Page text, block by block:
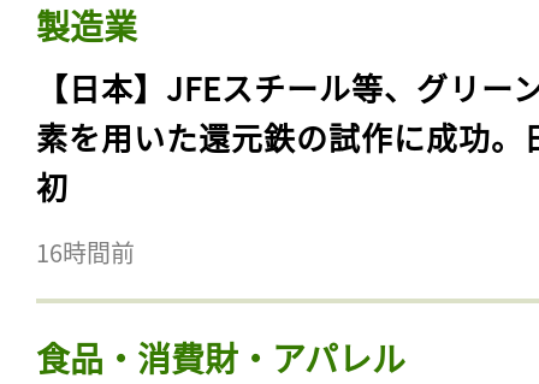
製造業
【日本】JFEスチール等、グリー
素を用いた還元鉄の試作に成功。
初
16時間前
食品・消費財・アパレル